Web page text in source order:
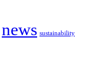
news sustainability